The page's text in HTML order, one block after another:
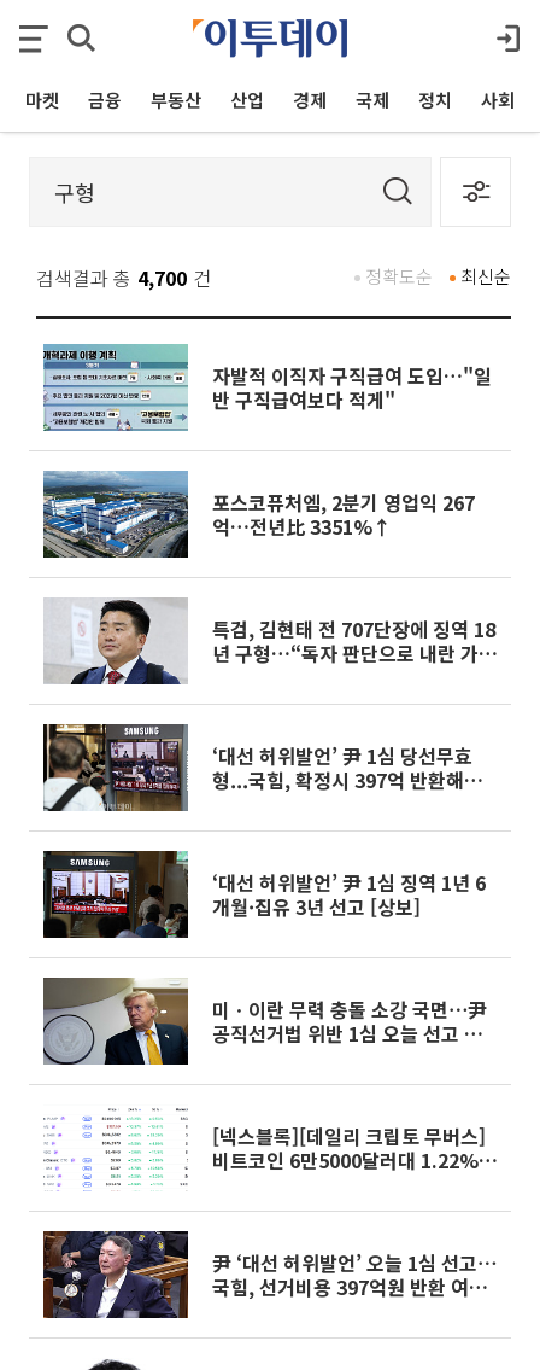
마켓 금융 부동산 산업 경제 국제 정치 사회
검색결과 총 4,700 건 최신순
정확도순
자발적 이직자 구직급여 도입…"일
반 구직급여보다 적게"
포스코퓨처엠, 2분기 영업익 267
억…전년比 3351%↑
특검, 김현태 전 707단장에 징역 18
년 구형…“독자 판단으로 내란 가
‘대선 허위발언’ 尹 1심 당선무효
형...국힘, 확정시 397억 반환해야
‘대선 허위발언’ 尹 1심 징역 1년 6
개월·집유 3년 선고 [상보]
미ㆍ이란 무력 충돌 소강 국면⋯尹
공직선거법 위반 1심 오늘 선고 外
[넥스블록][데일리 크립토 무버스]
비트코인 6만5000달러대 1.22%
尹 ‘대선 허위발언’ 오늘 1심 선고⋯
국힘, 선거비용 397억원 반환 여부